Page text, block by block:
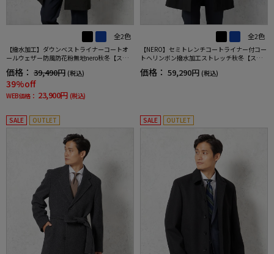
全2色
【撥水加工】ダウンベストライナーコートオ
ールウェザー防風防花粉無地nero秋冬【スリ
ムデザイン】
価格： 39,490円 (税込)
39%off
WEB価格： 23,900円 (税込)
全2色
【NERO】セミトレンチコートライナー付コー
トヘリンボン撥水加工ストレッチ秋冬【スリ
ムデザイン】
価格： 59,290円 (税込)
SALE OUTLET SALE OUTLET